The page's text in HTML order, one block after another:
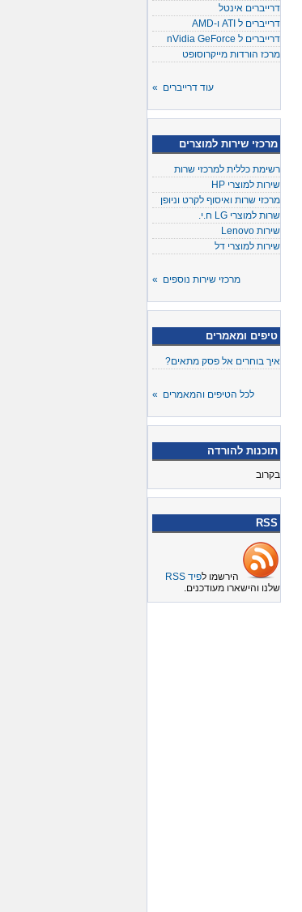
דרייברים אינטל
דרייברים ל ATI ו-AMD
דרייברים ל nVidia GeForce
מרכז הורדות מייקרוסופט
עוד דרייברים »
מרכזי שירות למוצרים
רשימת כללית למרכזי שרות
שירות למוצרי HP
מרכזי שרות ואיסוף לקרט וניופן
שרות למוצרי LG ח.י.
שירות Lenovo
שירות למוצרי דל
מרכזי שירות נוספים »
טיפים ומאמרים
איך בוחרים אל פסק מתאים?
לכל הטיפים והמאמרים »
תוכנות להורדה
בקרוב
RSS
הירשמו לפיד RSS
שלנו והישארו מעודכנים.